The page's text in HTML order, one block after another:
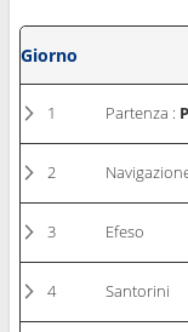
Giorno
1 Partenza :
2
3 Efeso
4 Santorini